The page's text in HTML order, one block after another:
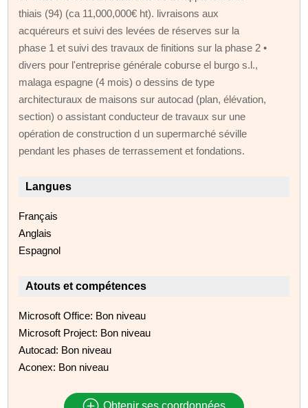
thiais (94) (ca 11,000,000€ ht). livraisons aux
acquéreurs et suivi des levées de réserves sur la
phase 1 et suivi des travaux de finitions sur la phase 2 •
divers pour l'entreprise générale coburse el burgo s.l.,
malaga espagne (4 mois) o dessins de type
architecturaux de maisons sur autocad (plan, élévation,
section) o assistant conducteur de travaux sur une
opération de construction d un supermarché séville
pendant les phases de terrassement et fondations.
Langues
Français
Anglais
Espagnol
Atouts et compétences
Microsoft Office: Bon niveau
Microsoft Project: Bon niveau
Autocad: Bon niveau
Aconex: Bon niveau
Obtenir ses coordonnées